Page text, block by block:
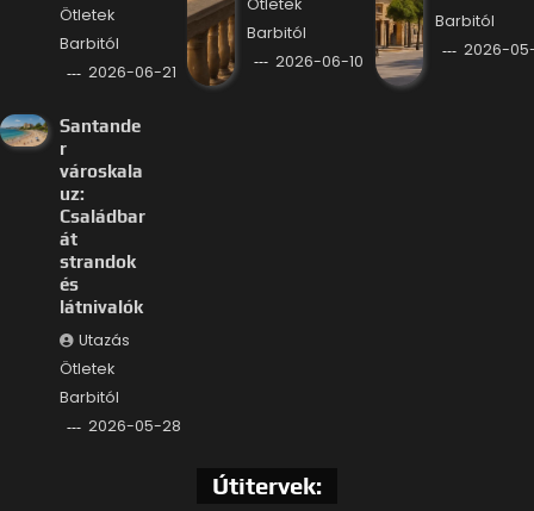
Ötletek
Barbitól
2026-06-21
Barbitól
2026-06-10
Barbitól
2026-
Santande
r
városkala
uz:
Családbar
át
strandok
és
látnivalók
Utazás
Ötletek
Barbitól
2026-05-28
Útitervek: